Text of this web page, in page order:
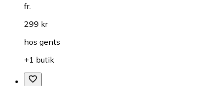
fr.
299 kr
hos gents
+1 butik